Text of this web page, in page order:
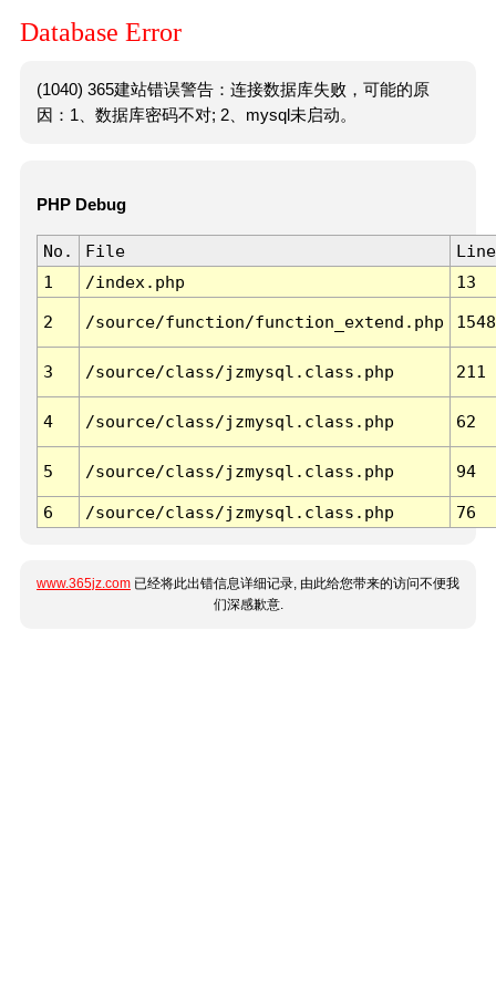
Database Error
(1040) 365建站错误警告：连接数据库失败，可能的原
因：1、数据库密码不对; 2、mysql未启动。
PHP Debug
No. File
Line
1
/index.php 13
2 /source/function/function_extend.php 1548
3 /source/class/jzmysql.class.php 211
4 /source/class/jzmysql.class.php 62
5 /source/class/jzmysql.class.php 94
6 /source/class/jzmysql.class.php 76
www.365jz.com 已经将此出错信息详细记录, 由此给您带来的访问不便我
们深感歉意.